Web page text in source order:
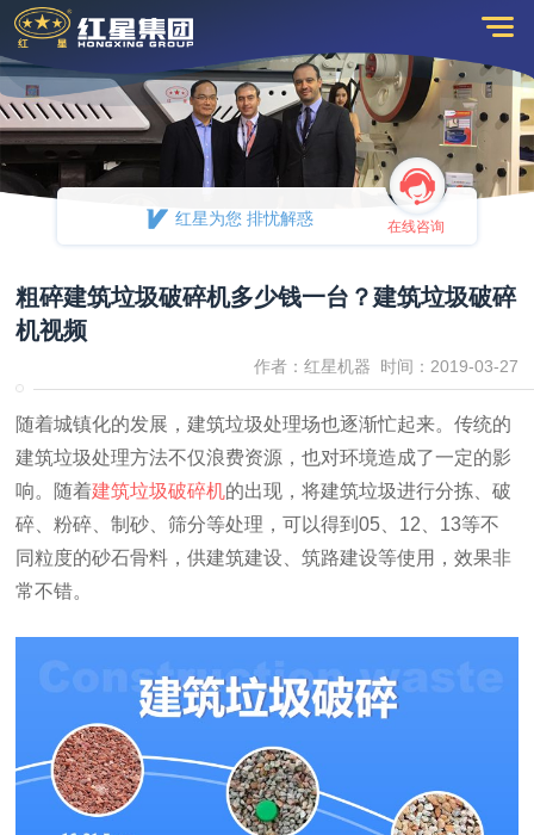
红星为您 排忧解惑 在线咨询
粗碎建筑垃圾破碎机多少钱一台？建筑垃圾破碎
机视频
作者：红星机器 时间：2019-03-27
随着城镇化的发展，建筑垃圾处理场也逐渐忙起来。传统的
建筑垃圾处理方法不仅浪费资源，也对环境造成了一定的影
响。随着建筑垃圾破碎机的出现，将建筑垃圾进行分拣、破
碎、粉碎、制砂、筛分等处理，可以得到05、12、13等不
同粒度的砂石骨料，供建筑建设、筑路建设等使用，效果非
常不错。